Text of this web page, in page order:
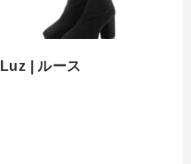
Luz | ルース